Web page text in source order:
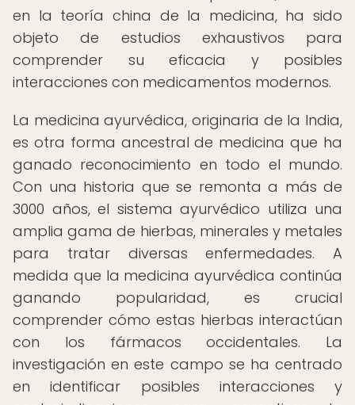
en la teoría china de la medicina, ha sido
objeto de estudios exhaustivos para
comprender su eficacia y posibles
interacciones con medicamentos modernos.
La medicina ayurvédica, originaria de la India,
es otra forma ancestral de medicina que ha
ganado reconocimiento en todo el mundo.
Con una historia que se remonta a más de
3000 años, el sistema ayurvédico utiliza una
amplia gama de hierbas, minerales y metales
para tratar diversas enfermedades. A
medida que la medicina ayurvédica continúa
ganando popularidad, es crucial
comprender cómo estas hierbas interactúan
con los fármacos occidentales. La
investigación en este campo se ha centrado
en identificar posibles interacciones y